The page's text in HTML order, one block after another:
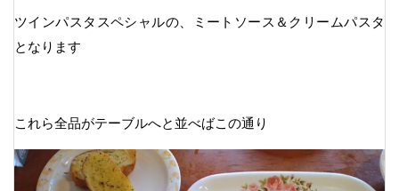
ツインパスタスペシャルの、ミートソース＆クリームパスタ
となります
これら全品がテーブルへと並べばこの通り